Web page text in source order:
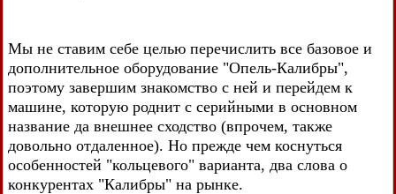
Мы не ставим себе целью перечислить все базовое и
дополнительное оборудование "Опель-Калибры",
поэтому завершим знакомство с ней и перейдем к
машине, которую роднит с серийными в основном
название да внешнее сходство (впрочем, также
довольно отдаленное). Но прежде чем коснуться
особенностей "кольцевого" варианта, два слова о
конкурентах "Калибры" на рынке.